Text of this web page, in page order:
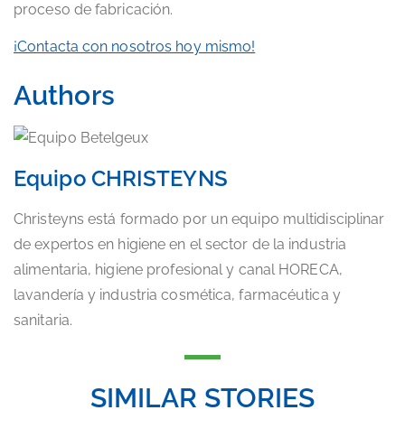
proceso de fabricación.
¡Contacta con nosotros hoy mismo!
Authors
Equipo CHRISTEYNS
Christeyns está formado por un equipo multidisciplinar
de expertos en higiene en el sector de la industria
alimentaria, higiene profesional y canal HORECA,
lavandería y industria cosmética, farmacéutica y
sanitaria.
SIMILAR STORIES